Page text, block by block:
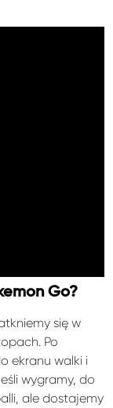
Go?
się w
Po
ekranu walki i
wygramy, do
ale dostajemy